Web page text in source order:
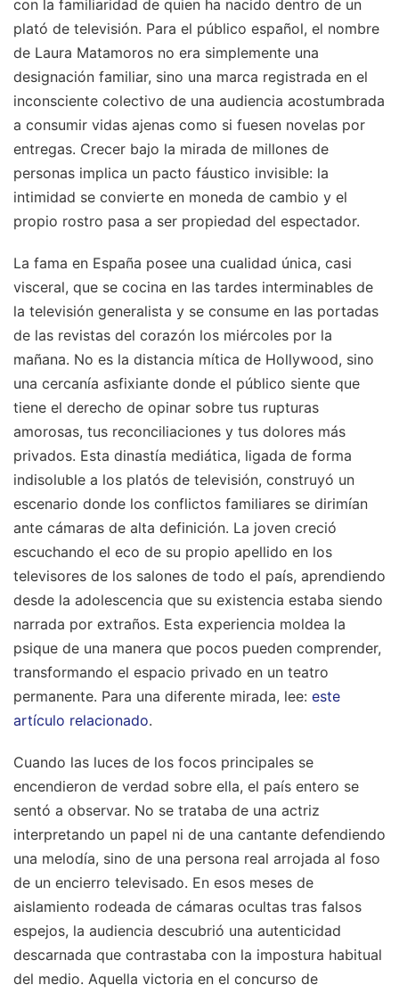
con la familiaridad de quien ha nacido dentro de un
plató de televisión. Para el público español, el nombre
de Laura Matamoros no era simplemente una
designación familiar, sino una marca registrada en el
inconsciente colectivo de una audiencia acostumbrada
a consumir vidas ajenas como si fuesen novelas por
entregas. Crecer bajo la mirada de millones de
personas implica un pacto fáustico invisible: la
intimidad se convierte en moneda de cambio y el
propio rostro pasa a ser propiedad del espectador.
La fama en España posee una cualidad única, casi
visceral, que se cocina en las tardes interminables de
la televisión generalista y se consume en las portadas
de las revistas del corazón los miércoles por la
mañana. No es la distancia mítica de Hollywood, sino
una cercanía asfixiante donde el público siente que
tiene el derecho de opinar sobre tus rupturas
amorosas, tus reconciliaciones y tus dolores más
privados. Esta dinastía mediática, ligada de forma
indisoluble a los platós de televisión, construyó un
escenario donde los conflictos familiares se dirimían
ante cámaras de alta definición. La joven creció
escuchando el eco de su propio apellido en los
televisores de los salones de todo el país, aprendiendo
desde la adolescencia que su existencia estaba siendo
narrada por extraños. Esta experiencia moldea la
psique de una manera que pocos pueden comprender,
transformando el espacio privado en un teatro
permanente. Para una diferente mirada, lee: este
artículo relacionado.
Cuando las luces de los focos principales se
encendieron de verdad sobre ella, el país entero se
sentó a observar. No se trataba de una actriz
interpretando un papel ni de una cantante defendiendo
una melodía, sino de una persona real arrojada al foso
de un encierro televisado. En esos meses de
aislamiento rodeada de cámaras ocultas tras falsos
espejos, la audiencia descubrió una autenticidad
descarnada que contrastaba con la impostura habitual
del medio. Aquella victoria en el concurso de